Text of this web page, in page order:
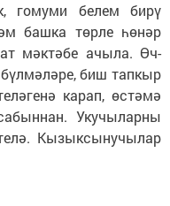
гомуми белем бирү
башка төрле һөнәр
мәктәбе ачыла. Өч-
биш тапкыр
карап, өстәмә
Укучыларны
Кызыксынучылар